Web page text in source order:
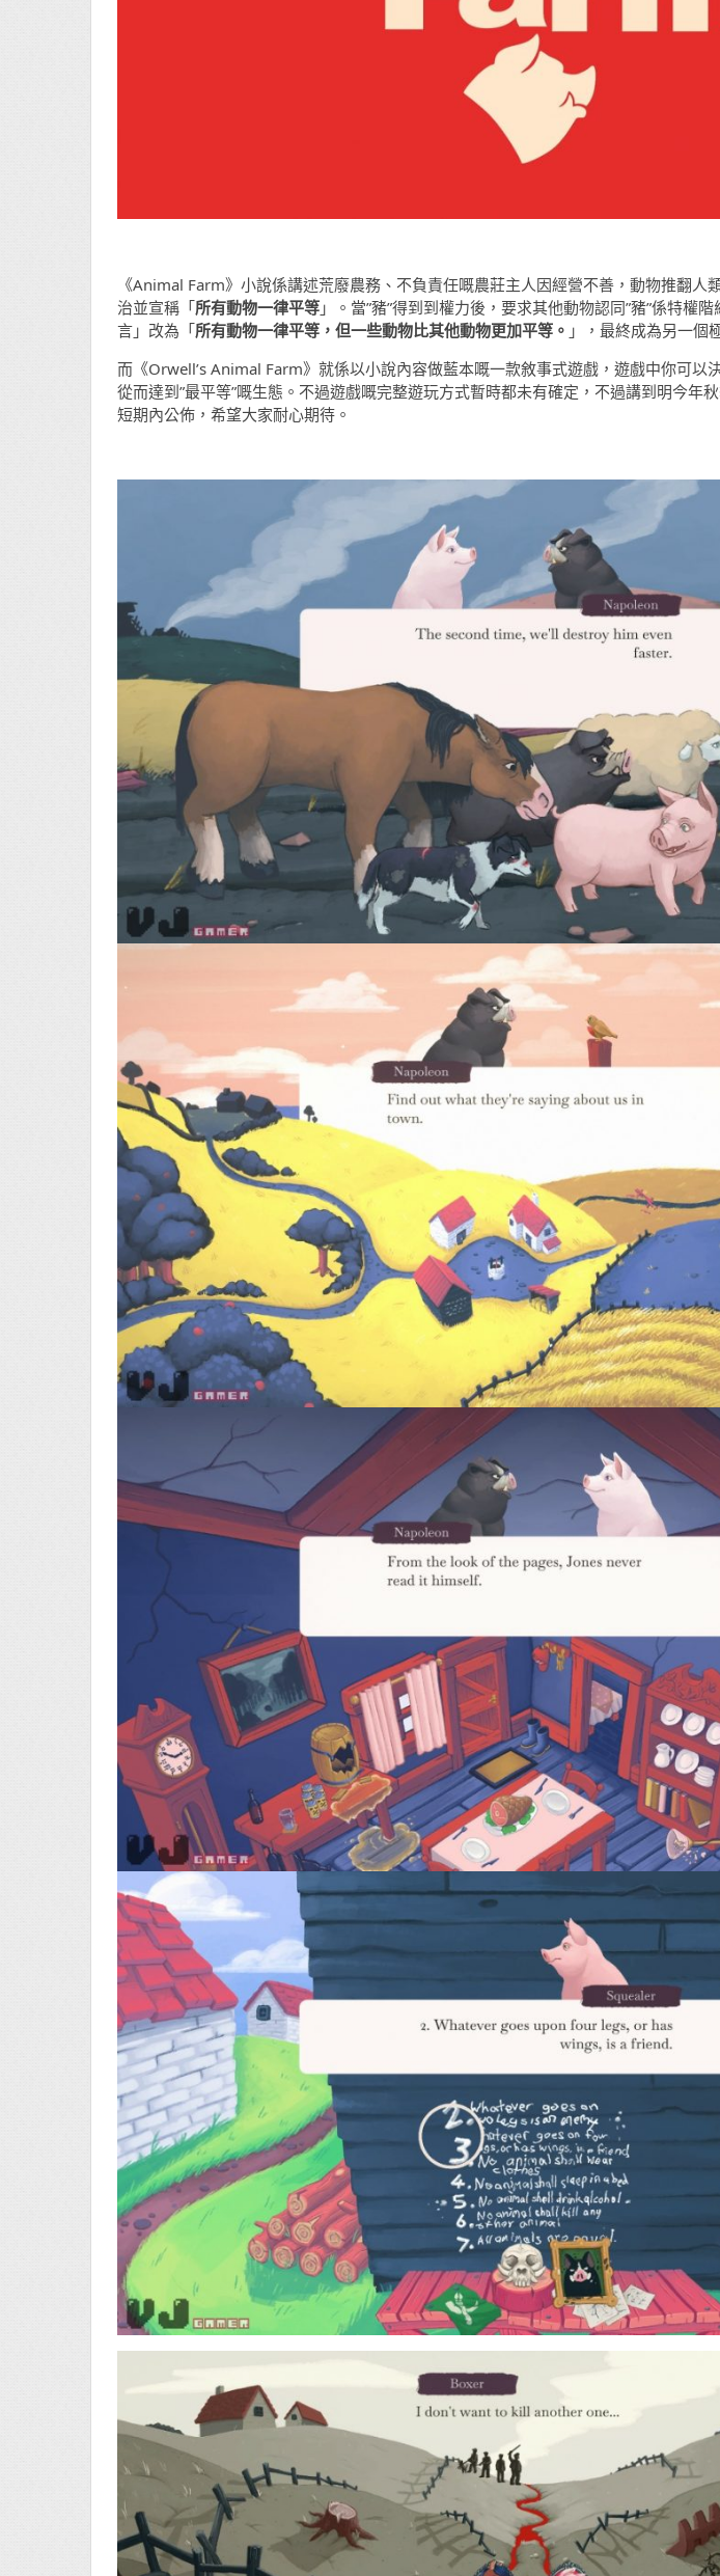
《Animal Farm》小說係講述荒廢農務、不負責任嘅農莊主人因經營不善，動物推翻人
治並宣稱「所有動物一律平等 」。當”豬”得到到權力後，要求其他動物認同”豬”係特權
言」改為「所有動物一律平等，但一些動物比其他動物更加平等。 」，最終成為另一個
而《Orwell’s Animal Farm》就係以小說內容做藍本嘅一款敘事式遊戲，遊戲中你可以
從而達到”最平等”嘅生態。不過遊戲嘅完整遊玩方式暫時都未有確定，不過講到明今年
短期內公佈，希望大家耐心期待。